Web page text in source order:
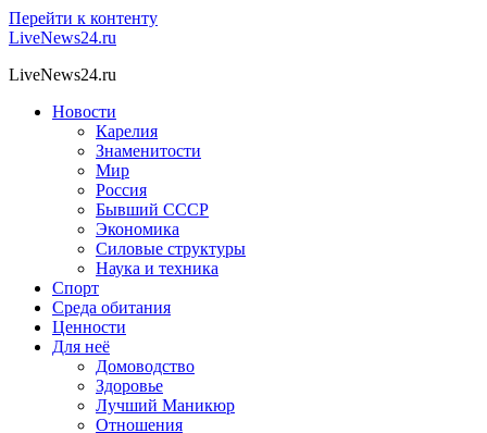
Перейти к контенту
LiveNews24.ru
LiveNews24.ru
Новости
Карелия
Знаменитости
Мир
Россия
Бывший СССР
Экономика
Силовые структуры
Наука и техника
Спорт
Среда обитания
Ценности
Для неё
Домоводство
Здоровье
Лучший Маникюр
Отношения